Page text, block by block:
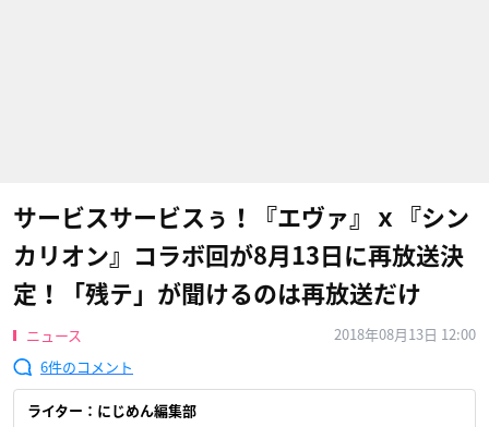
サービスサービスぅ！『エヴァ』ｘ『シン
カリオン』コラボ回が8月13日に再放送決
定！「残テ」が聞けるのは再放送だけ
ニュース
2018年08月13日 12:00
6
ライター：にじめん編集部